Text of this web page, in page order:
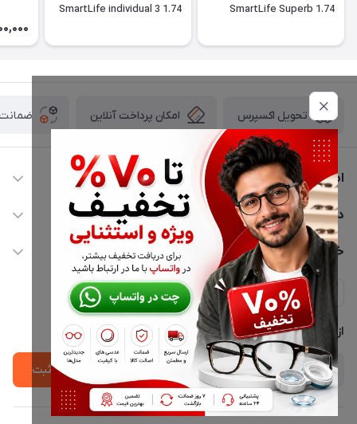
SmartLife Superb 1.74
SmartLife individual 3 1.74
تحویل اکسپرس امکان پرداخت آنلاین ضمانت
اطلاعات تماس
02177116909
info@civiliha.com
ارسال فوری در تهران + ارسال به سراسر کشور
دسترسی سریع
حساب کاربری
مجله فروشگاه
لیست محصولات
درباره ما
خدمات مشتریان
حریم خصوصی
پشتیبانی واتساپ 09397003162
از جدید‌ترین تخفیف‌ها با‌ خبر شوید
ثبت